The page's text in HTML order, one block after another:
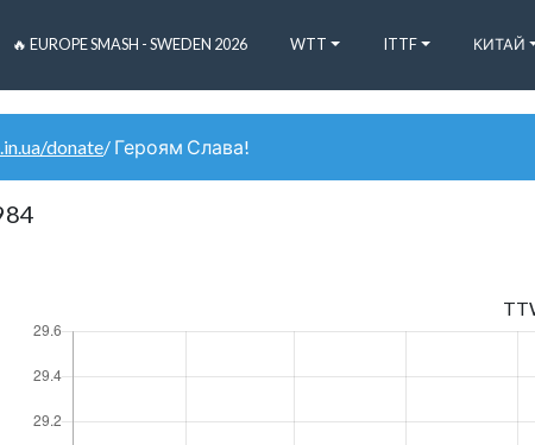
🔥 EUROPE SMASH - SWEDEN 2026 WTT ITTF КИТАЙ
donate/ Героям Слава!